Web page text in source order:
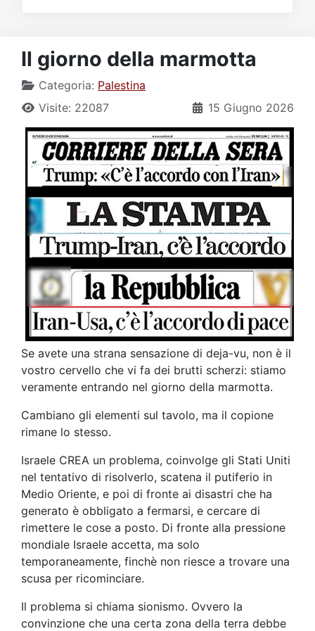
Il giorno della marmotta
Categoria: Palestina
15 Giugno 2026
Visite: 22087
Se avete una strana sensazione di deja-vu, non è il
vostro cervello che vi fa dei brutti scherzi: stiamo
veramente entrando nel giorno della marmotta.
Cambiano gli elementi sul tavolo, ma il copione
rimane lo stesso.
Israele CREA un problema, coinvolge gli Stati Uniti
nel tentativo di risolverlo, scatena il putiferio in
Medio Oriente, e poi di fronte ai disastri che ha
generato è obbligato a fermarsi, e cercare di
rimettere le cose a posto. Di fronte alla pressione
mondiale Israele accetta, ma solo
temporaneamente, finchè non riesce a trovare una
scusa per ricominciare.
Il problema si chiama sionismo. Ovvero la
convinzione che una certa zona della terra debbe